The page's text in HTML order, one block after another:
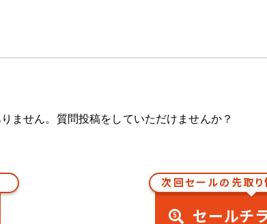
ません。質問投稿をしていただけませんか？
次回セールの先取り
セールチ